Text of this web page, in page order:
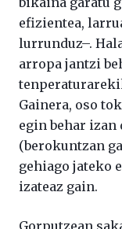
efizientea,
lurrunduz–.
arropa jantzi
Gainera, oso
egin behar
(berokuntzan
gehiago jateko
izateaz gain.
Gorputzean